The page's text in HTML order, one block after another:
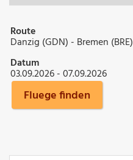
Route
Danzig (GDN) - Bremen (BRE)
Datum
03.09.2026 - 07.09.2026
Fluege finden